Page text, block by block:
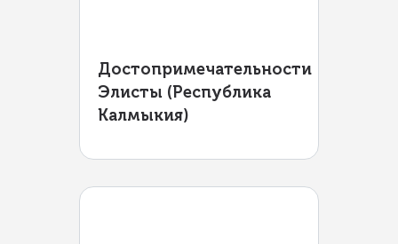
Достопримечательности
Элисты (Республика
Калмыкия)